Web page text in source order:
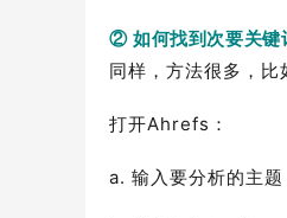
② 如何找到次要关键
同样，方法很多，
打开Ahrefs：
a. 输入要分析的主